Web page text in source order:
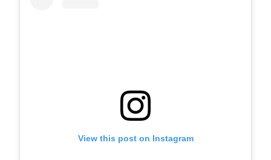
View this post on Instagram